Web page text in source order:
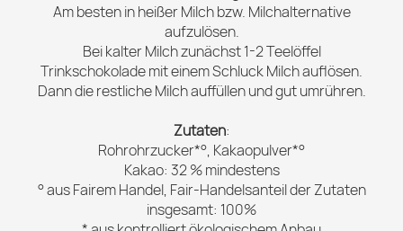
Am besten in heißer Milch bzw. Milchalternative
aufzulösen.
Bei kalter Milch zunächst 1-2 Teelöffel
Trinkschokolade mit einem Schluck Milch auflösen.
Dann die restliche Milch auffüllen und gut umrühren.
Zutaten:
Rohrohrzucker*°, Kakaopulver*°
Kakao: 32 % mindestens
° aus Fairem Handel, Fair-Handelsanteil der Zutaten
insgesamt: 100%